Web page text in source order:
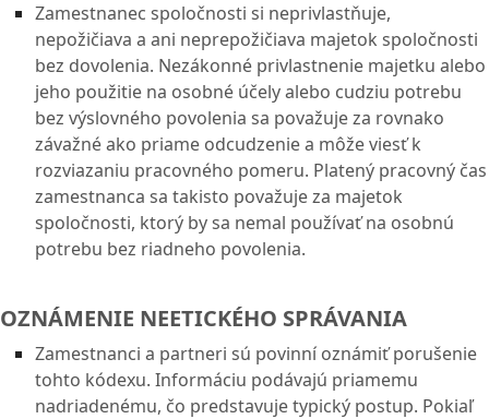
Zamestnanec spoločnosti si neprivlastňuje,
nepožičiava a ani neprepožičiava majetok spoločnosti
bez dovolenia. Nezákonné privlastnenie majetku alebo
jeho použitie na osobné účely alebo cudziu potrebu
bez výslovného povolenia sa považuje za rovnako
závažné ako priame odcudzenie a môže viesť k
rozviazaniu pracovného pomeru. Platený pracovný čas
zamestnanca sa takisto považuje za majetok
spoločnosti, ktorý by sa nemal používať na osobnú
potrebu bez riadneho povolenia.
OZNÁMENIE NEETICKÉHO SPRÁVANIA
Zamestnanci a partneri sú povinní oznámiť porušenie
tohto kódexu. Informáciu podávajú priamemu
nadriadenému, čo predstavuje typický postup. Pokiaľ